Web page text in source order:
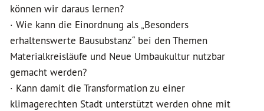
können wir daraus lernen?
· Wie kann die Einordnung als „Besonders
erhaltenswerte Bausubstanz“ bei den Themen
Materialkreisläufe und Neue Umbaukultur nutzbar
gemacht werden?
· Kann damit die Transformation zu einer
klimagerechten Stadt unterstützt werden ohne mit